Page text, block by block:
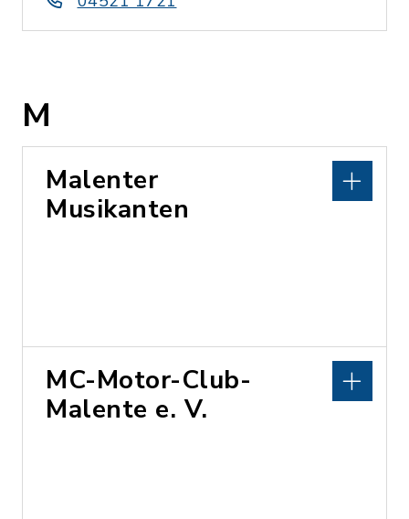
M
Malenter
Musikanten
MC-Motor-Club-
Malente e. V.